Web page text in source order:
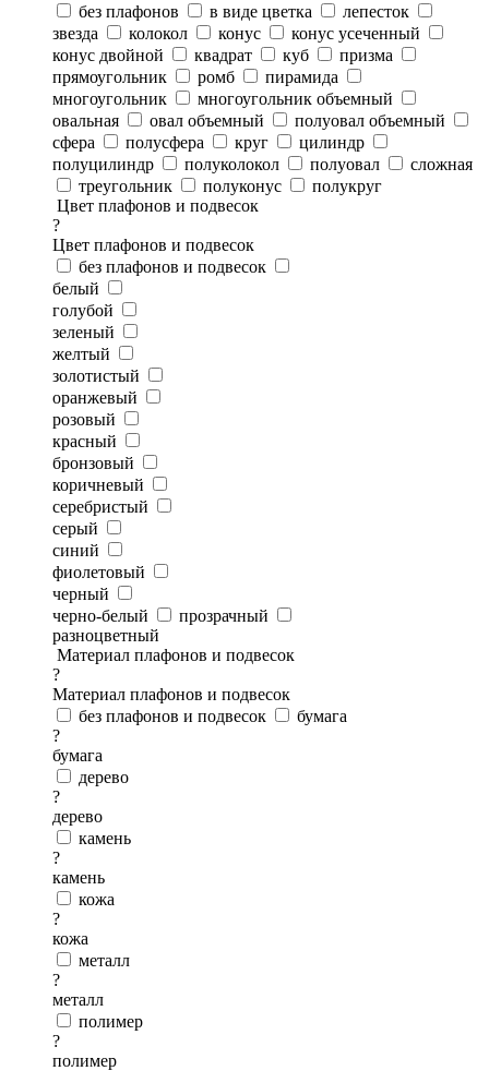
без плафонов
в виде цветка
лепесток
звезда
колокол конус
конус усеченный
конус двойной
квадрат куб
призма
прямоугольник
ромб
пирамида
многоугольник
многоугольник объемный
овальная
овал объемный
полуовал объемный
сфера
полусфера круг
цилиндр
полуцилиндр
полуколокол полуовал
сложная
треугольник
полуконус
полукруг
Цвет плафонов и подвесок
?
Цвет плафонов и подвесок
без плафонов и подвесок
белый
голубой
зеленый
желтый
золотистый
оранжевый
розовый
красный
бронзовый
коричневый
серебристый
серый
синий
фиолетовый
черный
черно-белый
прозрачный
разноцветный
Материал плафонов и подвесок
?
Материал плафонов и подвесок
без плафонов и подвесок
бумага
?
бумага
дерево
?
дерево
камень
?
камень
кожа
?
кожа
металл
?
металл
полимер
?
полимер